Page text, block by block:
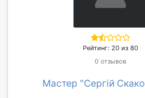
Рейтинг: 20 из 80
0 отзывов
Мастер "Сергій